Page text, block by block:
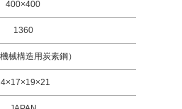
400×400
1360
械構造用炭素鋼）